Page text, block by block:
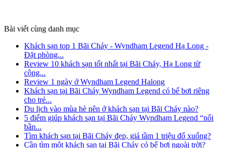
Bài viết cùng danh mục
Khách sạn top 1 Bãi Cháy - Wyndham Legend Hạ Long -
Đặt phòng...
Review 10 khách sạn tốt nhất tại Bãi Cháy, Hạ Long từ
cộng...
Review 1 ngày ở Wyndham Legend Halong
Khách sạn tại Bãi Cháy Wyndham Legend có bể bơi riêng
cho trẻ...
Du lịch vào mùa hè nên ở khách sạn tại Bãi Cháy nào?
5 điểm giúp khách sạn tại Bãi Cháy Wyndham Legend “nổi
bần...
Tìm khách sạn tại Bãi Cháy đẹp, giá tầm 1 triệu đổ xuống?
Cần tìm một khách sạn tại Bãi Cháy có bể bơi ngoài trời?